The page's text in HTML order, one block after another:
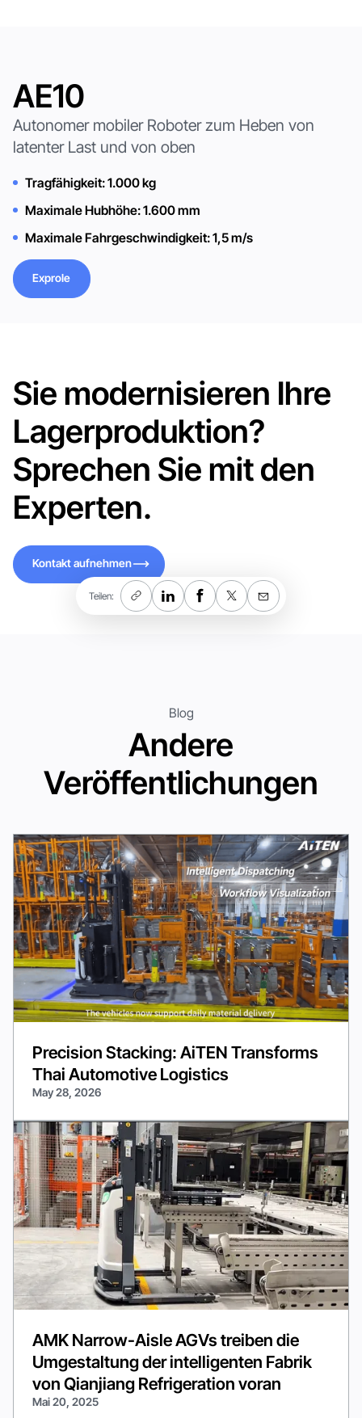
AE10
Autonomer mobiler Roboter zum Heben von
latenter Last und von oben
Tragfähigkeit: 1.000 kg
Maximale Hubhöhe: 1.600 mm
Maximale Fahrgeschwindigkeit: 1,5 m/s
Exprole
Sie modernisieren Ihre
Lagerproduktion?
Sprechen Sie mit den
Experten.
Kontakt aufnehmen
Kontakt aufnehmen
Teilen:
Blog
Andere
Veröffentlichungen
Precision Stacking: AiTEN Transforms
Thai Automotive Logistics
May 28, 2026
AMK Narrow-Aisle AGVs treiben die
Umgestaltung der intelligenten Fabrik
von Qianjiang Refrigeration voran
Mai 20, 2025